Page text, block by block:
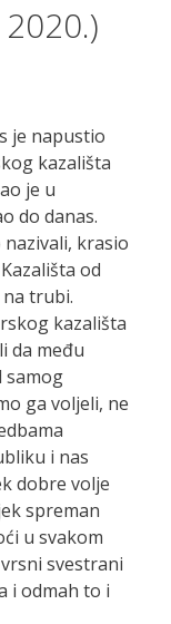
je napustio
kazališta
je u
do danas.
krasio
od
trubi.
kazališta
da među
samog
ga voljeli, ne
i nas
dobre volje
spreman
u svakom
svestrani
i odmah to i